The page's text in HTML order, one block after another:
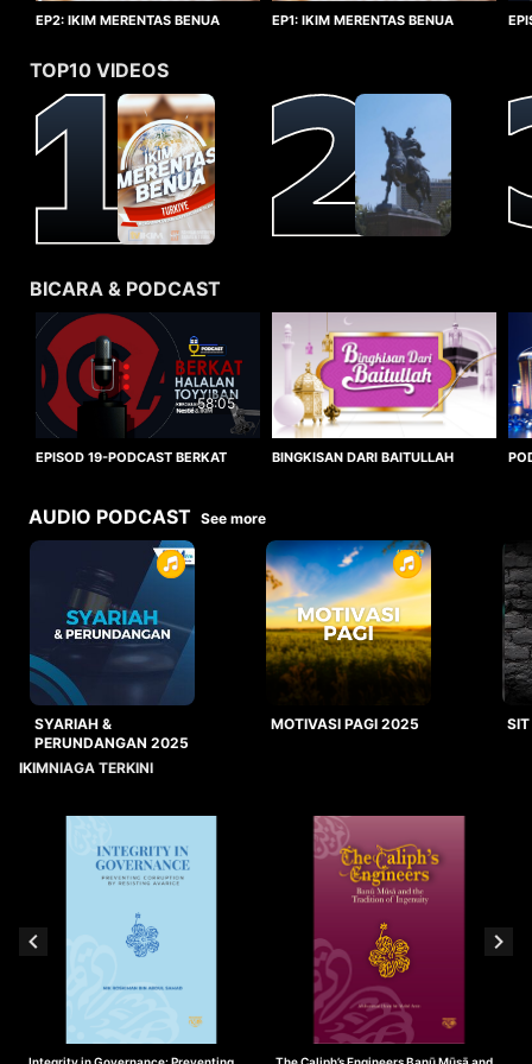
EP2: IKIM MERENTAS BENUA
EP1: IKIM MERENTAS BENUA
TOP10 VIDEOS
BICARA & PODCAST
58:05
EPISOD 19-PODCAST BERKAT
BINGKISAN DARI BAITULLAH
AUDIO PODCAST See more
SYARIAH &
PERUNDANGAN 2025
MOTIVASI PAGI 2025
IKIMNIAGA TERKINI